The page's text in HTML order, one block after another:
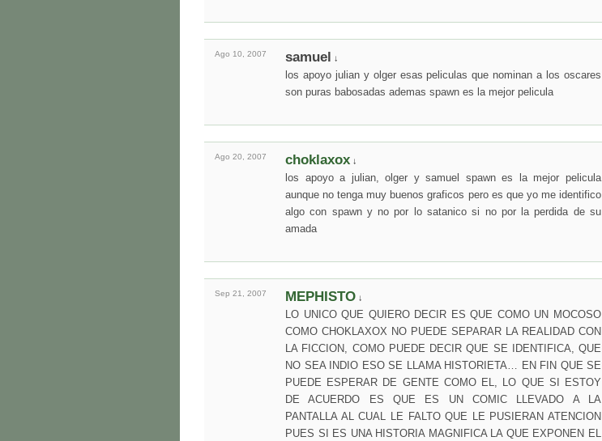
Ago 10, 2007 samuel ↓
los apoyo julian y olger esas peliculas que nominan a los oscares
son puras babosadas ademas spawn es la mejor pelicula
Ago 20, 2007 choklaxox ↓
los apoyo a julian, olger y samuel spawn es la mejor pelicula
aunque no tenga muy buenos graficos pero es que yo me identifico
algo con spawn y no por lo satanico si no por la perdida de su
amada
Sep 21, 2007 MEPHISTO ↓
LO UNICO QUE QUIERO DECIR ES QUE COMO UN MOCOSO
COMO CHOKLAXOX NO PUEDE SEPARAR LA REALIDAD CON
LA FICCION, COMO PUEDE DECIR QUE SE IDENTIFICA, QUE
NO SEA INDIO ESO SE LLAMA HISTORIETA… EN FIN QUE SE
PUEDE ESPERAR DE GENTE COMO EL, LO QUE SI ESTOY
DE ACUERDO ES QUE ES UN COMIC LLEVADO A LA
PANTALLA AL CUAL LE FALTO QUE LE PUSIERAN ATENCION
PUES SI ES UNA HISTORIA MAGNIFICA LA QUE EXPONEN EL